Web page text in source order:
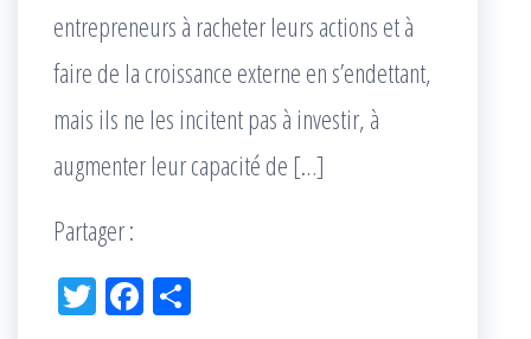
entrepreneurs à racheter leurs actions et à
faire de la croissance externe en s’endettant,
mais ils ne les incitent pas à investir, à
augmenter leur capacité de […]
Partager :
Tw Fac